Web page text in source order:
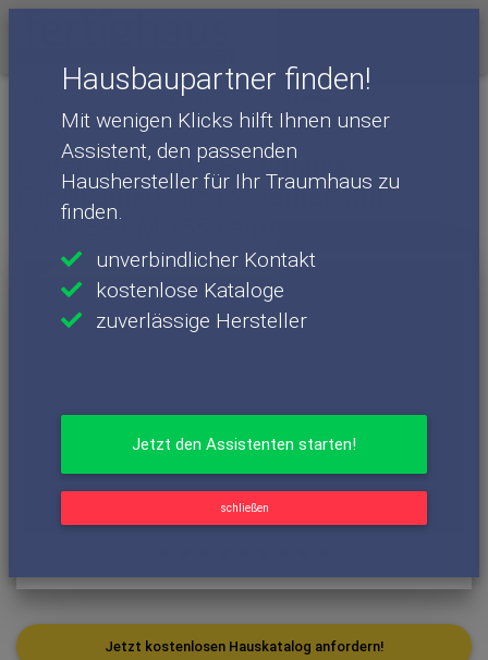
Hausbaupartner finden!
Mit wenigen Klicks hilft Ihnen unser
Assistent, den passenden
Haushersteller für Ihr Traumhaus zu
finden.
unverbindlicher Kontakt
kostenlose Kataloge
zuverlässige Hersteller
Jetzt den Assistenten starten!
schließen
Haushersteller
Bien-Zenker - Häuser
CONCEPT-M 155 Leipzig
Einfamilienhaus: Fertighaus-
Familienhaus im modernen Stil -
CONCEPT-M 155 Leipzig
Jetzt kostenlosen Hauskatalog anfordern!